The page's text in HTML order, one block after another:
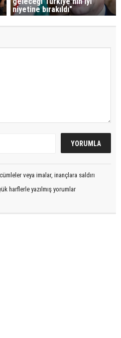
niyetine bırakıldı"
veya imalar, inançlara saldırı
harflerle yazılmış yorumlar